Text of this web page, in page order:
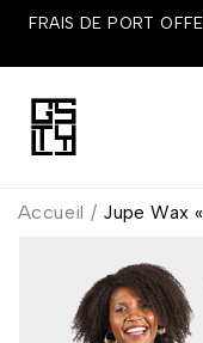
FRAIS DE PORT
Accueil / Jupe Wax